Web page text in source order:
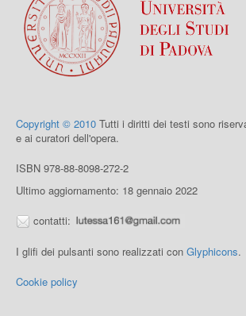
Copyright © 2010 Tutti i diritti dei testi sono
e ai curatori dell'opera.
ISBN 978-88-8098-272-2
Ultimo aggiornamento: 18 gennaio 2022
contatti:
I glifi dei pulsanti sono realizzati con Glyphicons.
Cookie policy